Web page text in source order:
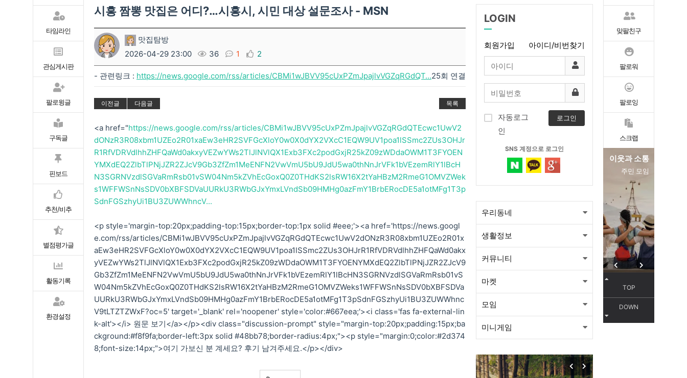
타임라인
관심게시판
팔로윙글
구독글
핀보드
추천/비추
별점평가글
활동기록
환경설정
맞팔친구
팔로워
팔로잉
스크랩
이웃과 소통
주민 모임
TOP
DOWN
시흥 짬뽕 맛집은 어디?…시흥시, 시민 대상 설문조사 - MSN
맛집탐방
2026-04-29 23:00
36 1 2
- 관련링크 : https://news.google.com/rss/articles/CBMi1wJBVV95cUxPZmJpajlvVGZqRGdQT…25회 연결
이전글 다음글 목록
<a href="https://news.google.com/rss/articles/CBMi1wJBVV95cUxPZmJpajlvVGZqRGdQTEcwc1UwV2
dONzR3R08xbm1UZEo2R01xaEw3eHR2SVFGcXloY0w0X0dYX2VXcC1EQW9UV1poa1lSSmc2ZUs3OHJr
R1RfVDRVdlhhZHFQaWd0akxyVEZwYWs2TlJlNVlQX1Exb3FXc2podGxjR25kZ09zWDdaOWM1T3FYOEN
YMXdEQ2ZlbTlPNjJZR2ZJcV9Gb3ZfZm1MeENFN2VwVmU5bU9JdU5wa0thNnJrVFk1bVEzemRlY1lBcH
N3SGRNVzdlSGVaRmRsb01vSW04Nm5kZVhEcGoxQ0Z0THdKS2lsRW16X2tYaHBzM2RmeG1OMVZWek
s1WFFWSnNsSDV0bXBFSDVaUURkU3RWbGJxYmxLVndSb09HMHg0azFmY1BrbERocDE5a1otMFg1T3p
SdnFGSzhyUi1BU3ZUWWhncV...
<p style='margin-top:20px;padding-top:15px;border-top:1px solid #eee;'><a href='https://news.googl
e.com/rss/articles/CBMi1wJBVV95cUxPZmJpajlvVGZqRGdQTEcwc1UwV2dONzR3R08xbm1UZEo2R01x
aEw3eHR2SVFGcXloY0w0X0dYX2VXcC1EQW9UV1poa1lSSmc2ZUs3OHJrR1RfVDRVdlhhZHFQaWd0akx
yVEZwYWs2TlJlNVlQX1Exb3FXc2podGxjR25kZ09zWDdaOWM1T3FYOENYMXdEQ2ZlbTlPNjJZR2ZJcV9
Gb3ZfZm1MeENFN2VwVmU5bU9JdU5wa0thNnJrVFk1bVEzemRlY1lBcHN3SGRNVzdlSGVaRmRsb01vS
W04Nm5kZVhEcGoxQ0Z0THdKS2lsRW16X2tYaHBzM2RmeG1OMVZWeks1WFFWSnNsSDV0bXBFSDVa
UURkU3RWbGJxYmxLVndSb09HMHg0azFmY1BrbERocDE5a1otMFg1T3pSdnFGSzhyUi1BU3ZUWWhnc
V9tLTZTZWxF?oc=5' target='_blank' rel='noopener' style='color:#667eea;'><i class='fas fa-external-lin
k-alt'></i> 원문 보기</a></p><div class="discussion-prompt" style="margin-top:20px;padding:15px;ba
ckground:#f8f9fa;border-left:3px solid #48bb78;border-radius:4px;"><p style="margin:0;color:#2d374
8;font-size:14px;">여기 가보신 분 계세요? 후기 남겨주세요.</p></div>
LOGIN
회원가입 아이디/비번찾기
자동로그
인
로그인
SNS 계정으로 로그인
우리동네
생활정보
커뮤니티
마켓
모임
미니게임